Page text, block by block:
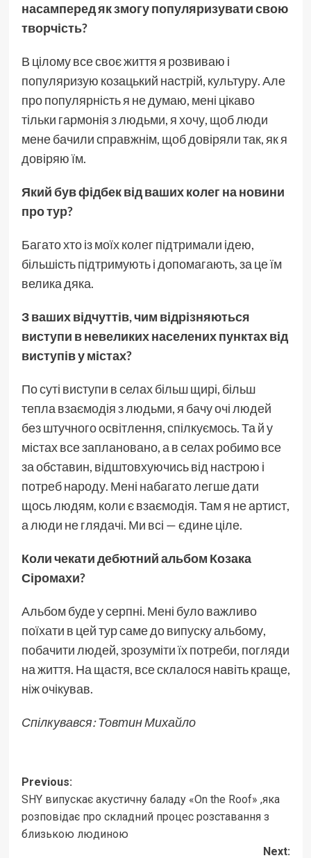
насамперед як змогу популяризувати свою
творчість?
В цілому все своє життя я розвиваю і
популяризую козацький настрій, культуру. Але
про популярність я не думаю, мені цікаво
тільки гармонія з людьми, я хочу, щоб люди
мене бачили справжнім, щоб довіряли так, як я
довіряю їм.
Який був фідбек від ваших колег на новини
про тур?
Багато хто із моїх колег підтримали ідею,
більшість підтримують і допомагають, за це їм
велика дяка.
З ваших відчуттів, чим відрізняються
виступи в невеликих населених пунктах від
виступів у містах?
По суті виступи в селах більш щирі, більш
тепла взаємодія з людьми, я бачу очі людей
без штучного освітлення, спілкуємось. Та й у
містах все заплановано, а в селах робимо все
за обставин, відштовхуючись від настрою і
потреб народу. Мені набагато легше дати
щось людям, коли є взаємодія. Там я не артист,
а люди не глядачі. Ми всі — єдине ціле.
Коли чекати дебютний альбом Козака
Сіромахи?
Альбом буде у серпні. Мені було важливо
поїхати в цей тур саме до випуску альбому,
побачити людей, зрозуміти їх потреби, погляди
на життя. На щастя, все склалося навіть краще,
ніж очікував.
Спілкувався: Товтин Михайло
Post
navigation
Previous:
SHY випускає акустичну баладу «On the Roof» ,яка
розповідає про складний процес розставання з
близькою людиною
Next: